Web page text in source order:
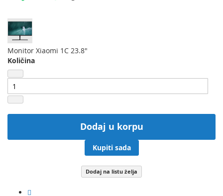
Monitor Xiaomi 1C 23.8"
Količina
Dodaj u korpu
Kupiti sada
Dodaj na listu želja